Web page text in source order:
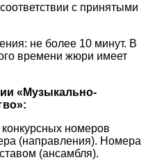
с принятыми
не более 10 минут. В
времени жюри имеет
«Музыкально-
номеров
(направления). Номера
(ансамбля).